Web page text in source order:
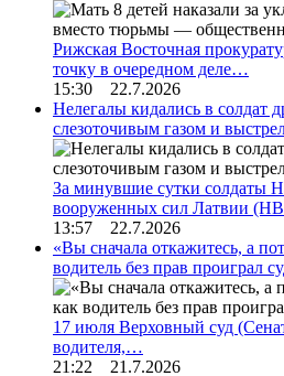
Рижская Восточная
точку в очередном деле…
15:30 22.7.2026
Нелегалы кидались в солдат
слезоточивым газом и
За минувшие сутки солдаты
вооруженных сил Латвии
13:57 22.7.2026
«Вы сначала откажитесь, а
водитель без прав проиграл
17 июля Верховный суд
водителя,…
21:22 21.7.2026